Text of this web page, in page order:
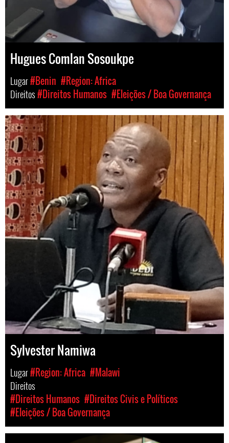
Hugues Comlan Sosoukpe
Lugar#Benin #Region: Africa
Direitos#Direitos Humanos #Eleições / Boa Governança
Sylvester Namiwa
Lugar#Region: Africa #Malawi
Direitos
#Direitos Humanos #Direitos Civis e Políticos
#Eleições / Boa Governança